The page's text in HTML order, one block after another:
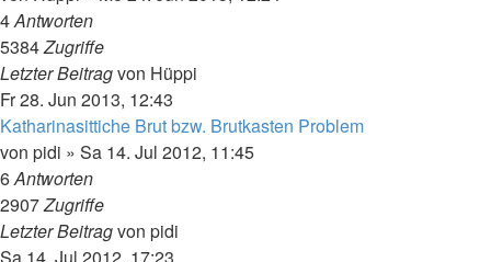
4Antworten
5384Zugriffe
Letzter Beitragvon Hüppi
Fr 28. Jun 2013, 12:43
Katharinasittiche Brut bzw. Brutkasten Problem
von pidi » Sa 14. Jul 2012, 11:45
6Antworten
2907Zugriffe
Letzter Beitragvon pidi